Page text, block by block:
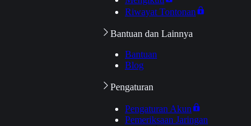
Riwayat Tontonan
Bantuan dan Lainnya
Bantuan
Blog
Pengaturan
Pengaturan Akun
Pemeriksaan Jaringan